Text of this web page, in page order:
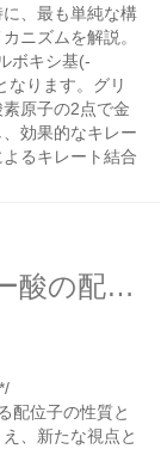
、最も単純な構
ニズムを解説。
ボキシ基(-
なります。グリ
原子の2点で金
効果的なキレー
るキレート結合
キレート剤としてのコーヒー酸の配位子について
配位子の性質と
、新たな視点と